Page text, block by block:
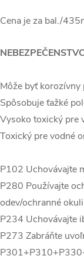
Cena je za bal./
Môže byť korozívny
Spôsobuje ťažké
Vysoko toxický pre
Toxický pre vodné
P102 Uchovávajte
P280 Používajte
odev/ochranné
P234 Uchovávajte
P273 Zabráňte